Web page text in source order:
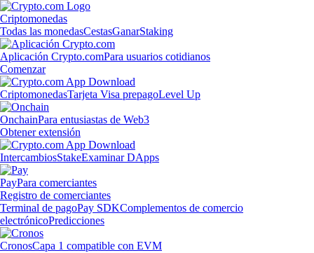
Criptomonedas
Todas las monedasCestasGanarStaking
Aplicación Crypto.comPara usuarios cotidianos
Comenzar
CriptomonedasTarjeta Visa prepagoLevel Up
OnchainPara entusiastas de Web3
Obtener extensión
IntercambiosStakeExaminar DApps
PayPara comerciantes
Registro de comerciantes
Terminal de pagoPay SDKComplementos de comercio
electrónicoPredicciones
CronosCapa 1 compatible con EVM